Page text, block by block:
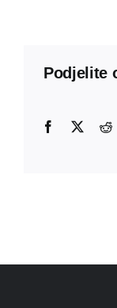
Podjelite
Facebook
X